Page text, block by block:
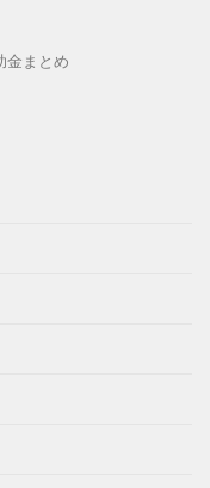
金まとめ